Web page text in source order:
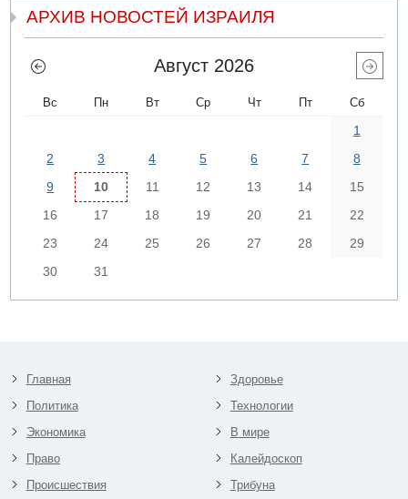
АРХИВ НОВОСТЕЙ ИЗРАИЛЯ
Август 2026
Вс Пн Вт Ср Чт Пт Сб
1
2
3 4 5 6 7
8
9
10 11 12 13 14
15
16
17 18 19 20 21
22
23
24 25 26 27 28
29
30
31
Главная
Политика
Экономика
Право
Происшествия
Здоровье
Технологии
В мире
Калейдоскоп
Трибуна